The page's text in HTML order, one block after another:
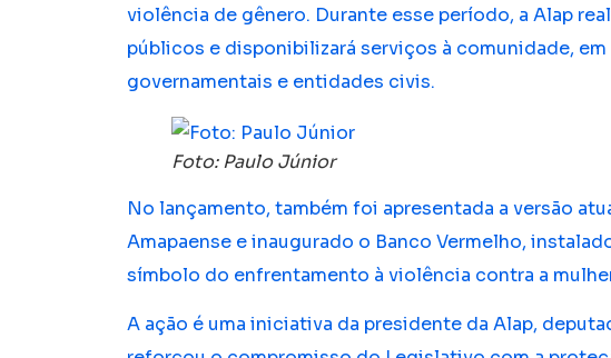
violência de gênero. Durante esse período, a Alap
públicos e disponibilizará serviços à comunidade,
governamentais e entidades civis.
Foto: Paulo Júnior
No lançamento, também foi apresentada a versão
Amapaense e inaugurado o Banco Vermelho,
símbolo do enfrentamento à violência contra a
A ação é uma iniciativa da presidente da Alap,